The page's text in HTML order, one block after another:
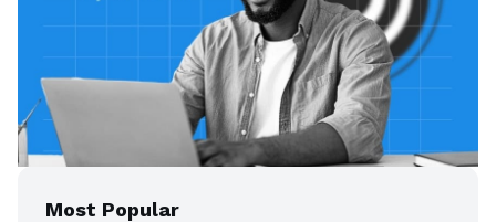
Most Popular